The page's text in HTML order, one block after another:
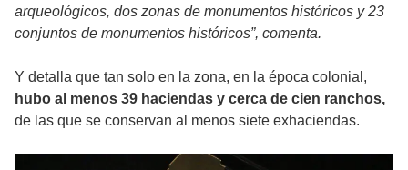
arqueológicos, dos zonas de monumentos históricos y 23
conjuntos de monumentos históricos”, comenta.
Y detalla que tan solo en la zona, en la época colonial,
hubo al menos 39 haciendas y cerca de cien ranchos,
de las que se conservan al menos siete exhaciendas.